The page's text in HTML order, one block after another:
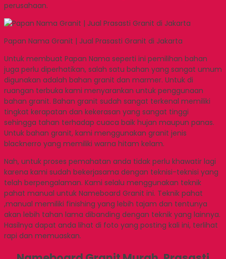
perusahaan.
Papan Nama Granit | Jual Prasasti Granit di Jakarta
Untuk membuat Papan Nama seperti ini pemilihan bahan
juga perlu diperhatikan, salah satu bahan yang sangat umum
digunakan adalah bahan granit dan marmer. Untuk di
ruangan terbuka kami menyarankan untuk penggunaan
bahan granit. Bahan granit sudah sangat terkenal memiliki
tingkat kerapatan dan kekerasan yang sangat tinggi
sehingga tahan terhadap cuaca baik hujan maupun panas.
Untuk bahan granit, kami menggunakan granit jenis
blacknerro yang memiliki warna hitam kelam.
Nah, untuk proses pemahatan anda tidak perlu khawatir lagi
karena kami sudah bekerjasama dengan teknisi-teknisi yang
telah berpengalaman. Kami selalu menggunakan teknik
pahat manual untuk Nameboard Granit ini. Teknik pahat
,manual memiliki finishing yang lebih tajam dan tentunya
akan lebih tahan lama dibanding dengan teknik yang lainnya.
Hasilnya dapat anda lihat di foto yang posting kali ini, terlihat
rapi dan memuaskan.